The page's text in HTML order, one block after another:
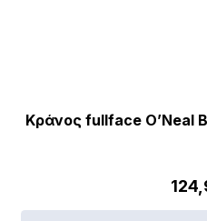
Κράνος fullface O’Neal